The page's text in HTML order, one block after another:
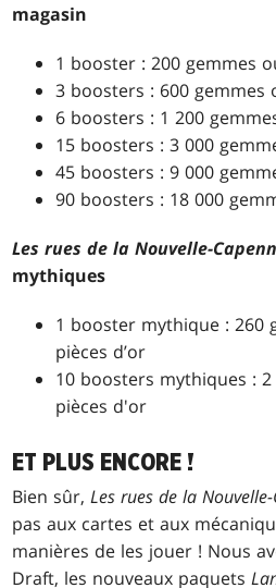
magasin
1 booster : 200 gemmes
3 boosters : 600 gemmes
6 boosters : 1 200
15 boosters : 3 000
45 boosters : 9 000
90 boosters : 18 000
Les rues de la Nouvelle-
mythiques
1 booster mythique : 260
pièces d’or
10 boosters mythiques :
pièces d'or
ET PLUS ENCORE !
Bien sûr,Les rues de la
pas aux cartes et aux
manières de les jouer ! Nous
Draft, les nouveaux paquets